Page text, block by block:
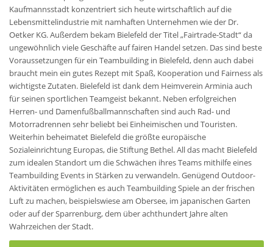
Kaufmannsstadt konzentriert sich heute wirtschaftlich auf die
Lebensmittelindustrie mit namhaften Unternehmen wie der Dr.
Oetker KG. Außerdem bekam Bielefeld der Titel „Fairtrade-Stadt“ da
ungewöhnlich viele Geschäfte auf fairen Handel setzen. Das sind beste
Voraussetzungen für ein Teambuilding in Bielefeld, denn auch dabei
braucht mein ein gutes Rezept mit Spaß, Kooperation und Fairness als
wichtigste Zutaten. Bielefeld ist dank dem Heimverein Arminia auch
für seinen sportlichen Teamgeist bekannt. Neben erfolgreichen
Herren- und Damenfußballmannschaften sind auch Rad- und
Motorradrennen sehr beliebt bei Einheimischen und Touristen.
Weiterhin beheimatet Bielefeld die größte europäische
Sozialeinrichtung Europas, die Stiftung Bethel. All das macht Bielefeld
zum idealen Standort um die Schwächen ihres Teams mithilfe eines
Teambuilding Events in Stärken zu verwandeln. Genügend Outdoor-
Aktivitäten ermöglichen es auch Teambuilding Spiele an der frischen
Luft zu machen, beispielswiese am Obersee, im japanischen Garten
oder auf der Sparrenburg, dem über achthundert Jahre alten
Wahrzeichen der Stadt.